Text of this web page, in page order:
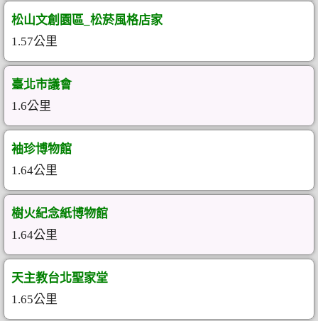
松山文創園區_松菸風格店家
1.57公里
臺北市議會
1.6公里
袖珍博物館
1.64公里
樹火紀念紙博物館
1.64公里
天主教台北聖家堂
1.65公里